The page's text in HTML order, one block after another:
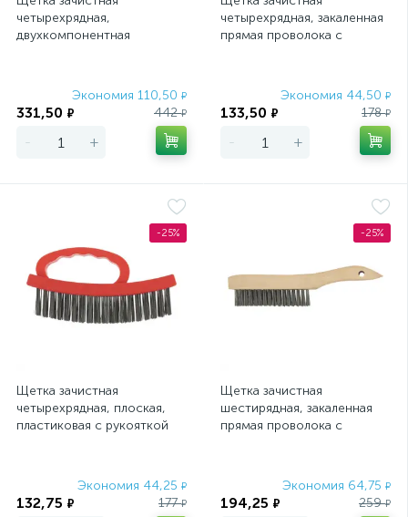
четырехрядная,
двухкомпонентная
Экономия 110,50 ₽
331,50 ₽ 442₽
- +
четырехрядная, закаленная
прямая проволока с
Экономия 44,50 ₽
133,50 ₽ 178₽
- +
-25%
Щетка зачистная
четырехрядная, плоская,
пластиковая с рукояткой
Экономия 44,25 ₽
132,75 ₽ 177₽
-25%
Щетка зачистная
шестирядная, закаленная
прямая проволока с
Экономия 64,75 ₽
194,25 ₽ 259₽